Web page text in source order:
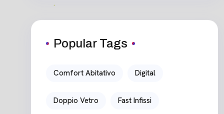
Popular Tags
Comfort Abitativo Digital
Doppio Vetro Fast Infissi